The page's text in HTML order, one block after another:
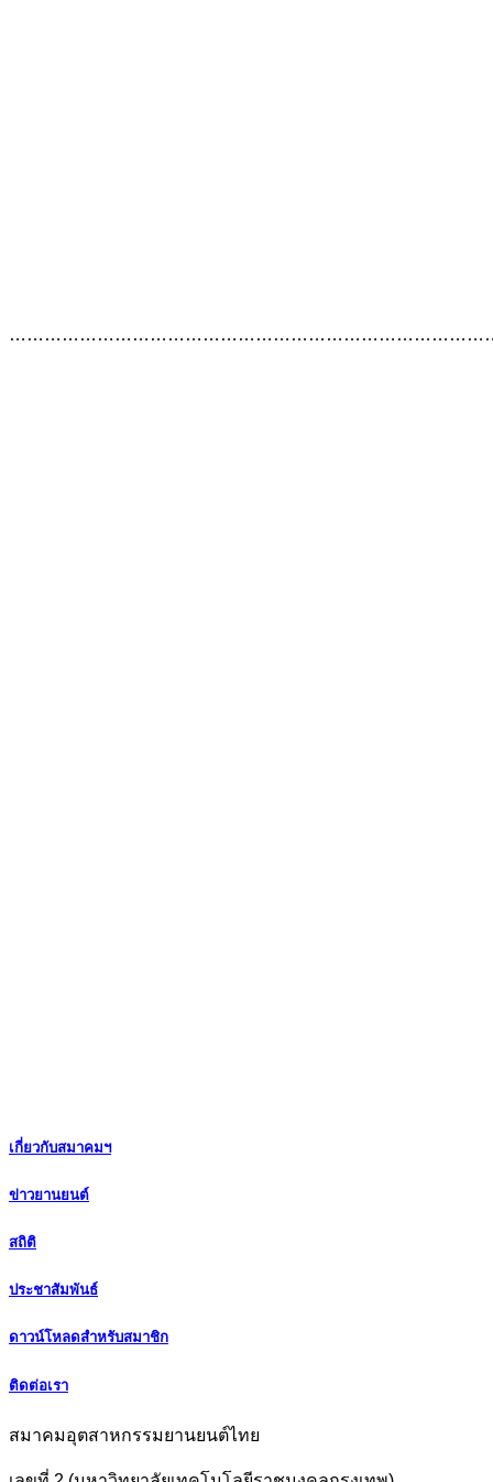
เกี่ยวกับสมาคมฯ
ข่าวยานยนต์
สถิติ
ประชาสัมพันธ์
ดาวน์โหลดสำหรับสมาชิก
ติดต่อเรา
สมาคมอุตสาหกรรมยานยนต์ไทย